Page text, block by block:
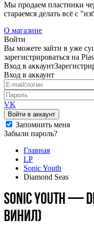
Мы продаем пластинки
стараемся делать всё с
О магазине
Войти
Вы можете зайти в уже
зарегистрироваться на
Вход в аккаунт
Вход в аккаунт
VK
Войти в аккаунт
Запомнить меня
Забыли пароль?
Главная
LP
Sonic Youth
Diamond Seas
Sonic Youth —
винил)